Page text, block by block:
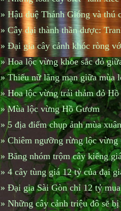
» Hậu duệ Thánh Gióng và thú
» Cây dại thành thần dược:
» Đại gia cây cảnh khóc ròng
»Hoa lộc vừng khoe sắc đỏ
»Thiếu nữ lãng mạn giữa mùa
» Hoa lộc vừng trải thảm đỏ
»Mùa lộc vừng Hồ Gươm
»5 địa điểm chụp ảnh mùa
» Chiêm ngưỡng rừng lộc
» Băng nhóm trộm cây kiểng
» 4 cây tùng giá 12 tỷ của đại
» Đại gia Sài Gòn chỉ 12 tỷ
» Những cây cảnh triệu đô sẽ